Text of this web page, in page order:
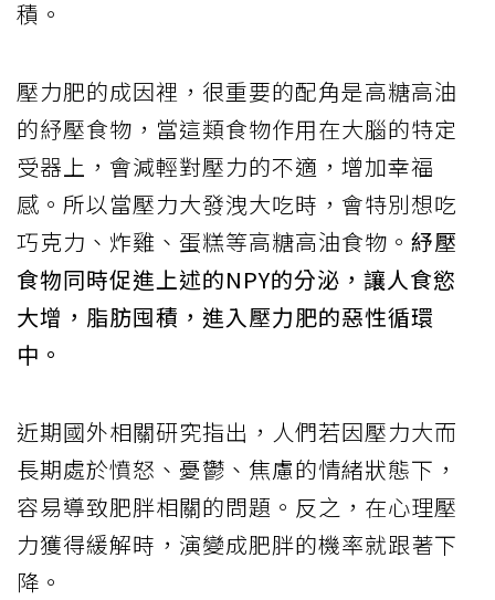
積。
壓力肥的成因裡，很重要的配角是高糖高油
的紓壓食物，當這類食物作用在大腦的特定
受器上，會減輕對壓力的不適，增加幸福
感。所以當壓力大發洩大吃時，會特別想吃
巧克力、炸雞、蛋糕等高糖高油食物。 紓壓
食物同時促進上述的NPY的分泌，讓人食慾
大增，脂肪囤積，進入壓力肥的惡性循環
中。
近期國外相關研究指出，人們若因壓力大而
長期處於憤怒、憂鬱、焦慮的情緒狀態下，
容易導致肥胖相關的問題。反之，在心理壓
力獲得緩解時，演變成肥胖的機率就跟著下
降。